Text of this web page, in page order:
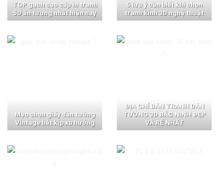
TOP gạch cao cấp in tranh
5D ấn tượng nhất hiện nay
5 lưu ý cần biết khi chọn
tranh kính 3D nghệ thuật
Mẹo chọn giấy dán tường
Vintage bắt kịp xu hướng
ĐỊA CHỈ BÁN TRANH DÁN
TƯỜNG 3D BẮC NINH ĐẸP
VÀ RẺ NHẤT